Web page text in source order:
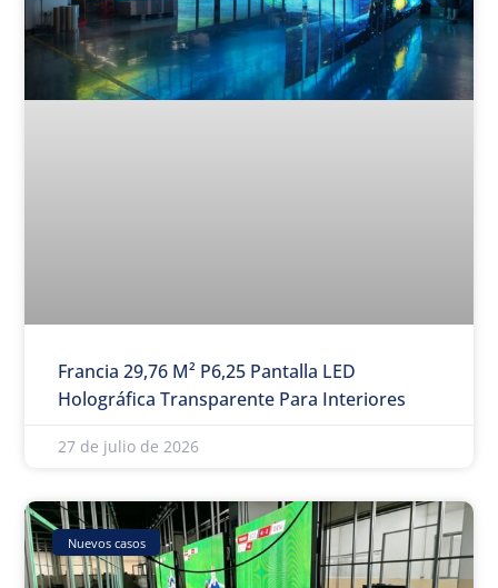
Francia 29,76 M² P6,25 Pantalla LED
Holográfica Transparente Para Interiores
27 de julio de 2026
Nuevos casos